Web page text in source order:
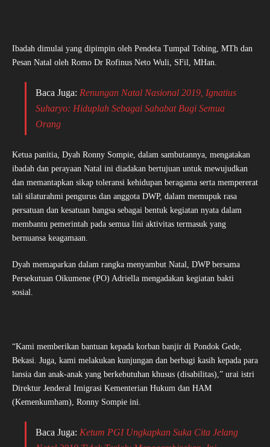
Ibadah dimulai yang dipimpin oleh Pendeta Tumpal Tobing, MTh dan
Pesan Natal oleh Romo Dr Rofinus Neto Wuli, SFil, MHan.
Baca Juga: Renungan Natal Nasional 2019, Ignatius
Suharyo: Hiduplah Sebagai Sahabat Bagi Semua
Orang
Ketua panitia, Dyah Ronny Sompie, dalam sambutannya, mengatakan
ibadah dan perayaan Natal ini diadakan bertujuan untuk mewujudkan
dan memantapkan sikap toleransi kehidupan beragama serta mempererat
tali silaturahmi pengurus dan anggota DWP, dalam memupuk rasa
persatuan dan kesatuan bangsa sebagai bentuk kegiatan nyata dalam
membantu pemerintah pada semua lini aktivitas termasuk yang
bernuansa keagamaan.
Dyah memaparkan dalam rangka menyambut Natal, DWP bersama
Persekutuan Oikumene (PO) Adriella mengadakan kegiatan bakti
sosial.
“Kami memberikan bantuan kepada korban banjir di Pondok Gede,
Bekasi. Juga, kami melakukan kunjungan dan berbagi kasih kepada para
lansia dan anak-anak yang berkebutuhan khusus (disabilitas),” urai istri
Direktur Jenderal Imigrasi Kementerian Hukum dan HAM
(Kemenkumham), Ronny Sompie ini.
Baca Juga: Ketum PGI Ungkapkan Suka Cita Jelang